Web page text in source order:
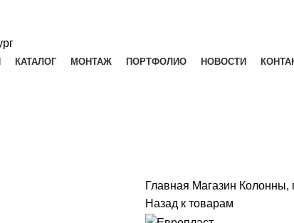
КАТАЛОГ МОНТАЖ ПОРТФОЛИО НОВОСТИ
Главная Магазин Колонны,
Назад к товарам